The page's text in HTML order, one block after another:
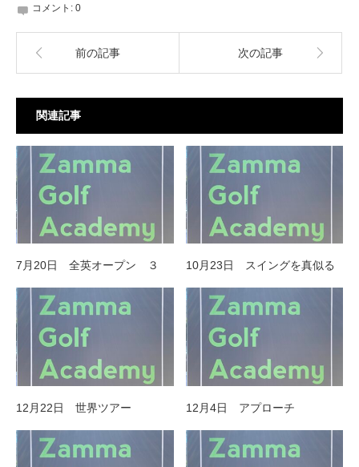
コメント: 0
前の記事 次の記事
関連記事
7月20日 全英オープン ３ 10月23日 スイングを真似る
12月22日 世界ツアー 12月4日 アプローチ